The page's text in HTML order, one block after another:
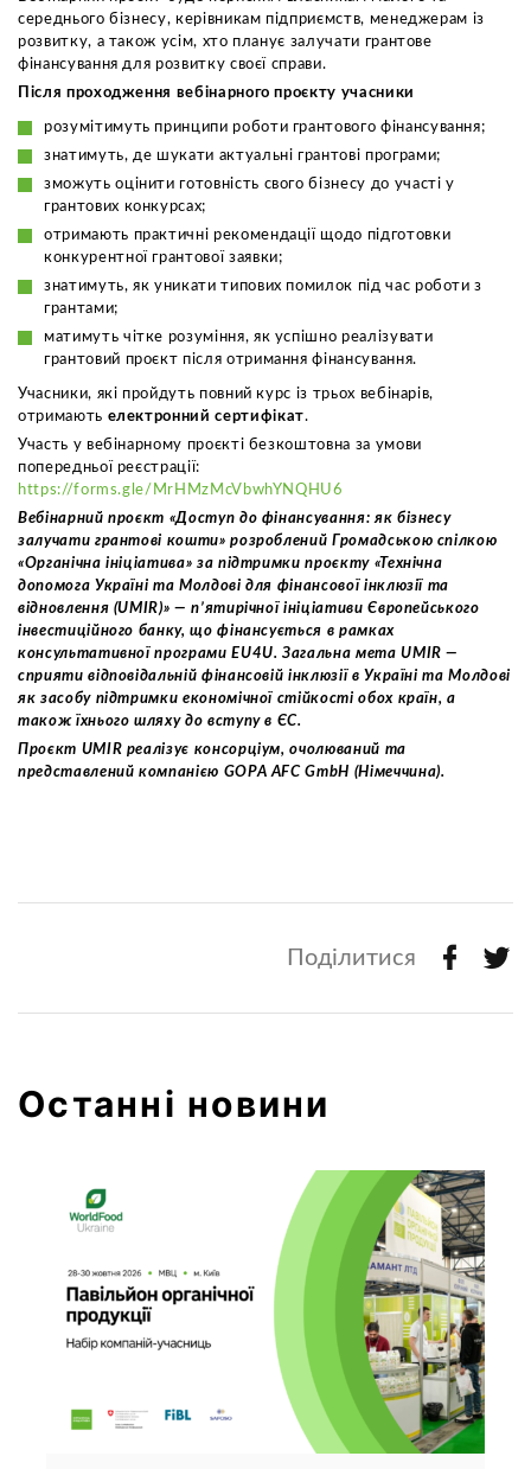
середнього бізнесу, керівникам підприємств, менеджерам із
розвитку, а також усім, хто планує залучати грантове
фінансування для розвитку своєї справи.
Після проходження вебінарного проєкту учасники
розумітимуть принципи роботи грантового фінансування;
знатимуть, де шукати актуальні грантові програми;
зможуть оцінити готовність свого бізнесу до участі у
грантових конкурсах;
отримають практичні рекомендації щодо підготовки
конкурентної грантової заявки;
знатимуть, як уникати типових помилок під час роботи з
грантами;
матимуть чітке розуміння, як успішно реалізувати
грантовий проєкт після отримання фінансування.
Учасники, які пройдуть повний курс із трьох вебінарів,
отримають електронний сертифікат.
Участь у вебінарному проєкті безкоштовна за умови
попередньої реєстрації:
https://forms.gle/MrHMzMcVbwhYNQHU6
Вебінарний проєкт «Доступ до фінансування: як бізнесу
залучати грантові кошти» розроблений Громадською спілкою
«Органічна ініціатива» за підтримки проєкту «Технічна
допомога Україні та Молдові для фінансової інклюзії та
відновлення (UMIR)» — п’ятирічної ініціативи Європейського
інвестиційного банку, що фінансується в рамках
консультативної програми EU4U. Загальна мета UMIR —
сприяти відповідальній фінансовій інклюзії в Україні та Молдові
як засобу підтримки економічної стійкості обох країн, а
також їхнього шляху до вступу в ЄС.
Проєкт UMIR реалізує консорціум, очолюваний та
представлений компанією GOPA AFC GmbH (Німеччина).
Поділитися
Останні новини